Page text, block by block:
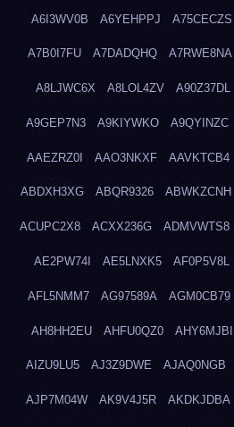
A6I3WV0B A6YEHPPJ A75CECZS
A7B0I7FU A7DADQHQ A7RWE8NA
A8LJWC6X A8LOL4ZV A90Z37DL
A9GEP7N3 A9KIYWKO A9QYINZC
AAEZRZ0I AAO3NKXF AAVKTCB4
ABDXH3XG ABQR9326 ABWKZCNH
ACUPC2X8 ACXX236G ADMVWTS8
AE2PW74I AE5LNXK5 AF0P5V8L
AFL5NMM7 AG97589A AGM0CB79
AH8HH2EU AHFU0QZ0 AHY6MJBI
AIZU9LU5 AJ3Z9DWE AJAQ0NGB
AJP7M04W AK9V4J5R AKDKJDBA